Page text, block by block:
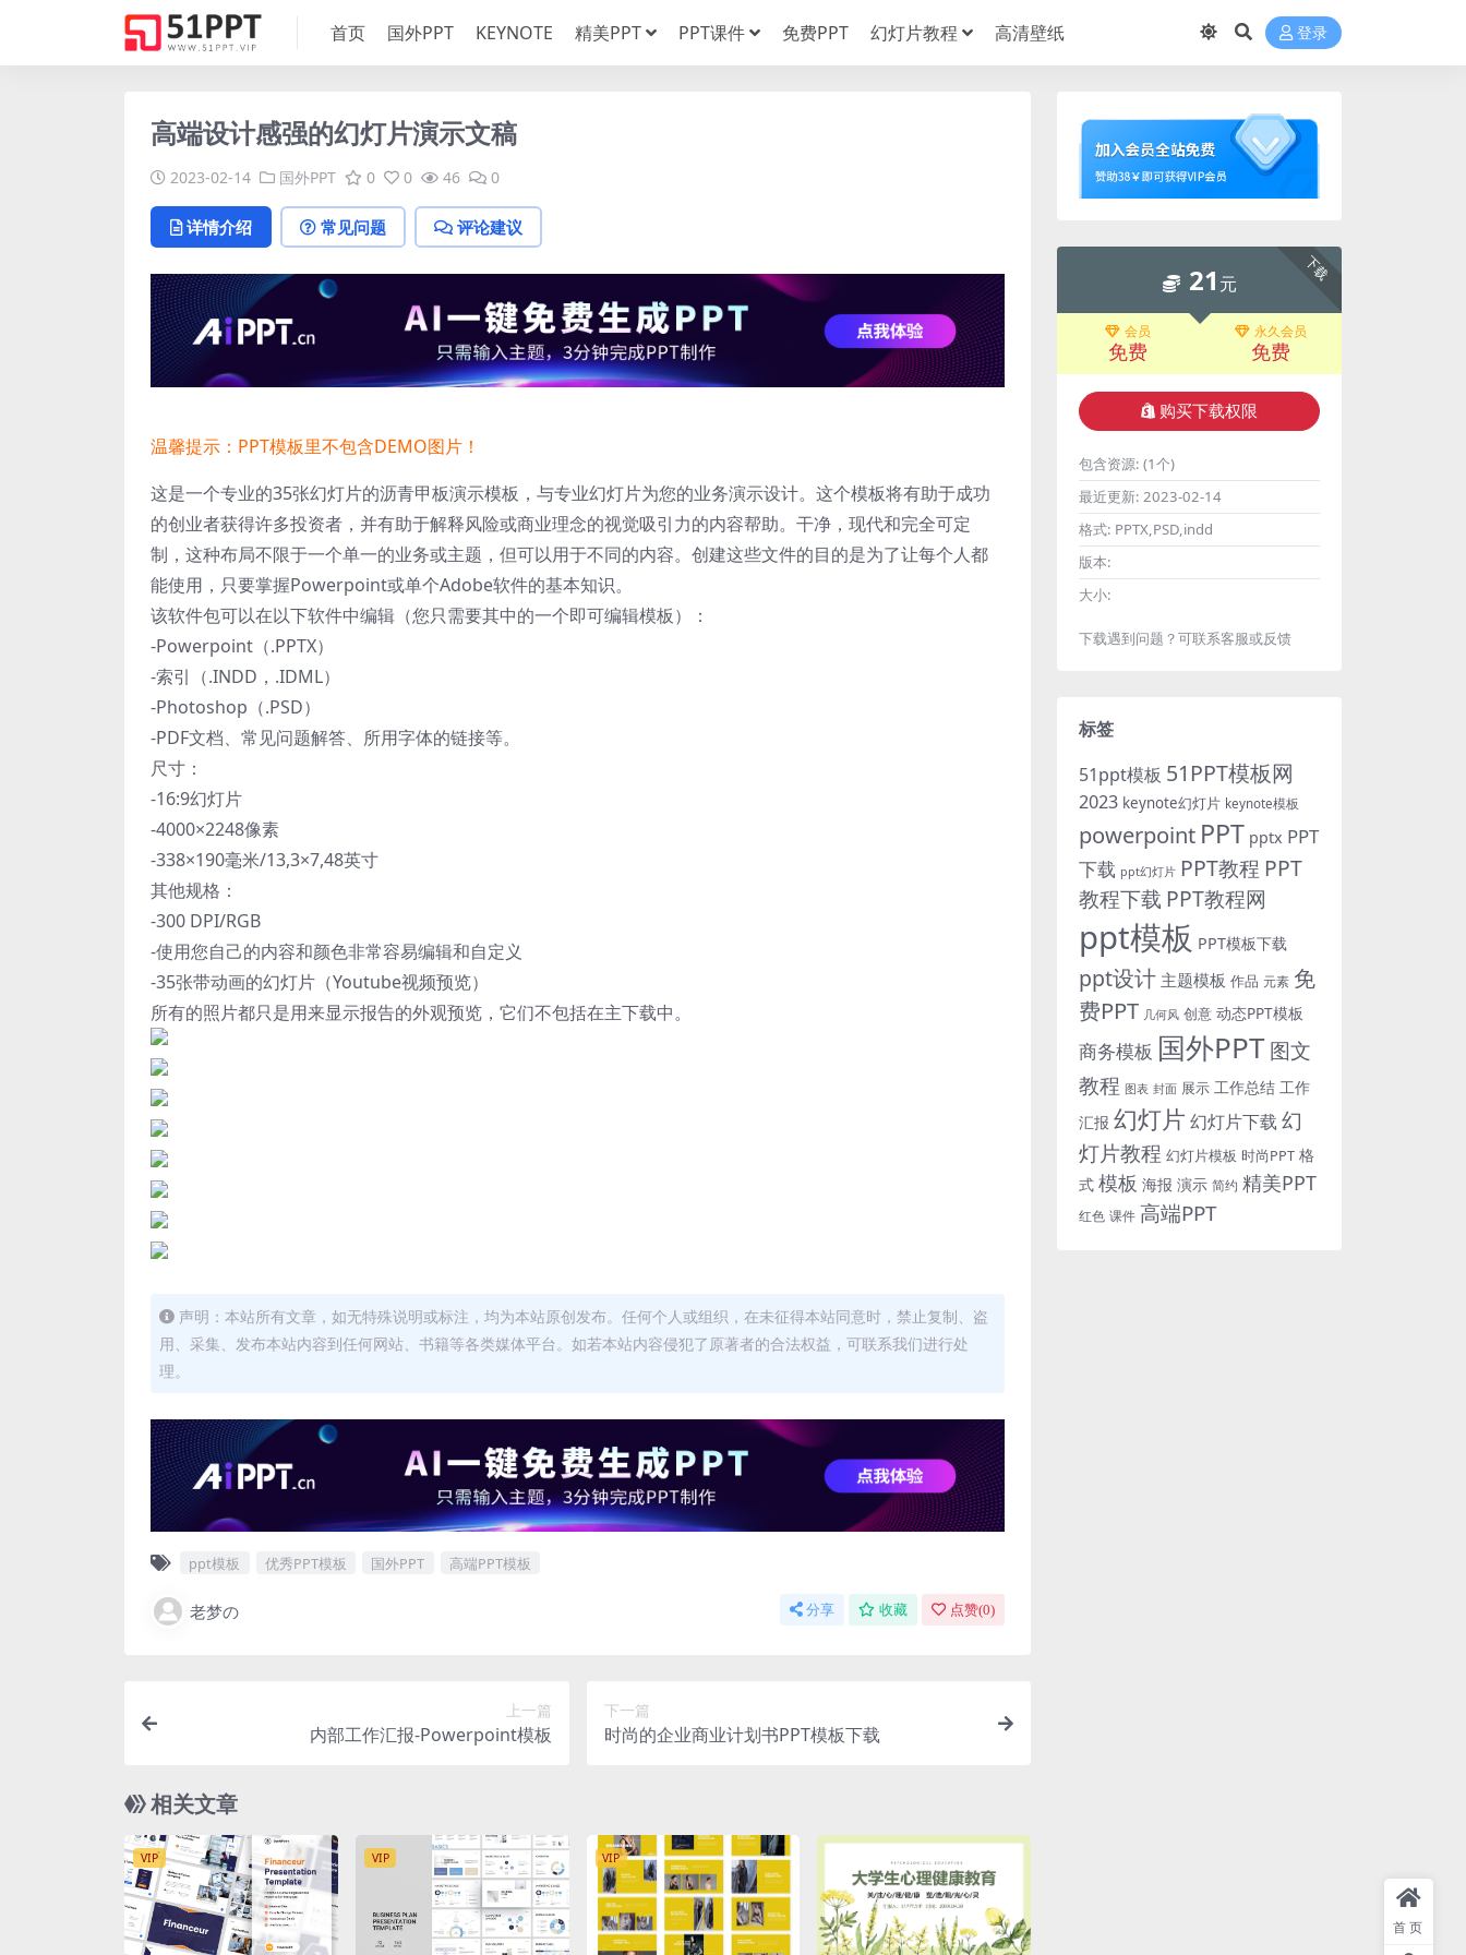
首页 国外PPT KEYNOTE 精美PPT PPT课件 免费PPT 幻灯片教程 高清壁纸 登录
高端设计感强的幻灯片演示文稿
2023-02-14 国外PPT 0 0 46 0
详情介绍 常见问题 评论建议
温馨提示：PPT模板里不包含DEMO图片！
这是一个专业的35张幻灯片的沥青甲板演示模板，与专业幻灯片为您的业务演示设计。这个模板将有助于成功
的创业者获得许多投资者，并有助于解释风险或商业理念的视觉吸引力的内容帮助。干净，现代和完全可定
制，这种布局不限于一个单一的业务或主题，但可以用于不同的内容。创建这些文件的目的是为了让每个人都
能使用，只要掌握Powerpoint或单个Adobe软件的基本知识。
该软件包可以在以下软件中编辑（您只需要其中的一个即可编辑模板）：
-Powerpoint（.PPTX）
-索引（.INDD，.IDML）
-Photoshop（.PSD）
-PDF文档、常见问题解答、所用字体的链接等。
尺寸：
-16:9幻灯片
-4000×2248像素
-338×190毫米/13,3×7,48英寸
其他规格：
-300 DPI/RGB
-使用您自己的内容和颜色非常容易编辑和自定义
-35张带动画的幻灯片（Youtube视频预览）
所有的照片都只是用来显示报告的外观预览，它们不包括在主下载中。
声明：本站所有文章，如无特殊说明或标注，均为本站原创发布。任何个人或组织，在未征得本站同意时，禁止复制、盗
用、采集、发布本站内容到任何网站、书籍等各类媒体平台。如若本站内容侵犯了原著者的合法权益，可联系我们进行处
理。
ppt模板 优秀PPT模板 国外PPT 高端PPT模板
老梦の 分享 收藏 点赞(0)
上一篇
内部工作汇报-Powerpoint模板
下一篇
时尚的企业商业计划书PPT模板下载
相关文章
VIP VIP VIP
下载
21 元
会员
免费
永久会员
免费
购买下载权限
包含资源: (1个)
最近更新: 2023-02-14
格式: PPTX,PSD,indd
版本:
大小:
下载遇到问题？可联系客服或反馈
标签
51ppt模板 51PPT模板网
2023 keynote幻灯片 keynote模板
powerpoint PPT pptx PPT
下载 ppt幻灯片 PPT教程 PPT
教程下载 PPT教程网
ppt模板 PPT模板下载
ppt设计 主题模板 作品 元素 免
费PPT 几何风 创意 动态PPT模板
商务模板 国外PPT图文
教程 图表 封面 展示 工作总结 工作
汇报 幻灯片 幻灯片下载 幻
灯片教程 幻灯片模板 时尚PPT 格
式 模板 海报 演示 简约 精美PPT
红色 课件 高端PPT
首页